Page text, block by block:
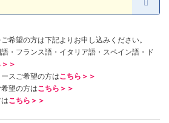
・フランス語・イタリア語・スペイン語・ド
＞
スご希望の方は
希望の方はこちら＞＞
はこちら＞＞
希望の方は下記よりお申し込みください。
・フランス語・イタリア語・スペイン語・ド
＞
スご希望の方はこちら＞＞
望の方はこちら＞＞
こちら＞＞